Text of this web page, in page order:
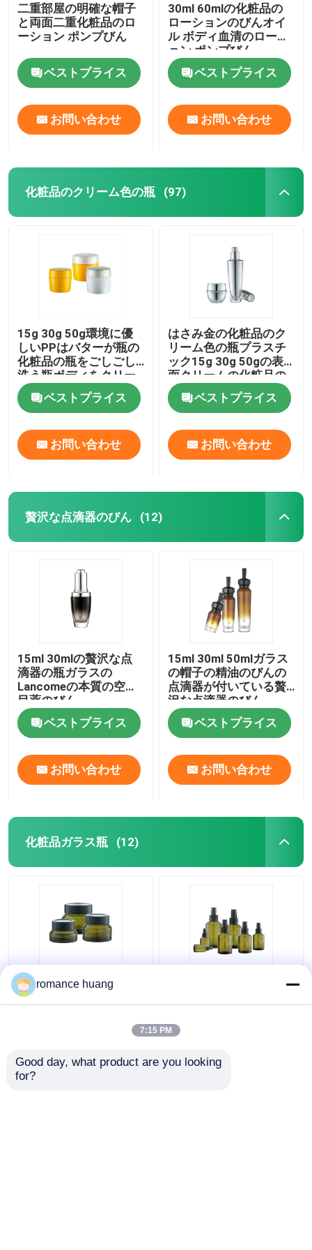
二重部屋の明確な帽子
と両面二重化粧品のロ
ーション ポンプびん
ベストプライス
お問い合わせ
30ml 60mlの化粧品の
ローションのびんオイ
ル ボディ血清のローシ
ョン ポンプびん
ベストプライス
お問い合わせ
化粧品のクリーム色の瓶 (97)
15g 30g 50g環境に優
しいPPはバターが瓶の
化粧品の瓶をごしごし
洗う瓶ボディをクリー
ム状にする
ベストプライス
お問い合わせ
はさみ金の化粧品のク
リーム色の瓶プラスチ
ック15g 30g 50gの表
面クリームの化粧品の
瓶
ベストプライス
お問い合わせ
贅沢な点滴器のびん (12)
15ml 30mlの贅沢な点
滴器の瓶ガラスの
Lancomeの本質の空の
目薬のびん
ベストプライス
お問い合わせ
15ml 30ml 50mlガラス
の帽子の精油のびんの
点滴器が付いている贅
沢な点滴器のびん
ベストプライス
お問い合わせ
化粧品ガラス瓶 (12)
クリーム色の化粧品の
ガラス ビン15ml 30ml
のためのクリーム色の
ンプびん
romance huang
7:15 PM
Good day, what product are you looking
for?